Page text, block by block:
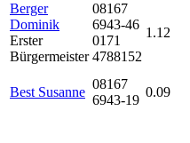
Berger
Dominik
Erster
Bürgermeister
08167
6943-46
0171
4788152
1.12
Best Susanne
08167
6943-19
0.09